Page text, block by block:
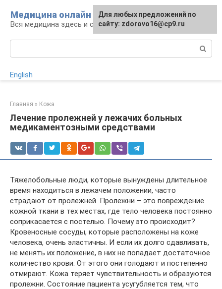
контенту
Медицина онлайн
Вся медицина здесь и сейчас
English
Главная » Кожа
Лечение пролежней у лежачих больных
медикаментозными средствами
Тяжелобольные люди, которые вынуждены длительное
время находиться в лежачем положении, часто
страдают от пролежней. Пролежни – это повреждение
кожной ткани в тех местах, где тело человека постоянно
соприкасается с постелью. Почему это происходит?
Кровеносные сосуды, которые расположены на коже
человека, очень эластичны. И если их долго сдавливать,
не менять их положение, в них не попадает достаточное
количество крови. От этого они голодают и постепенно
отмирают. Кожа теряет чувствительность и образуются
пролежни. Состояние пациента усугубляется тем, что
Для любых предложений по
сайту: zdorovo16@cp9.ru